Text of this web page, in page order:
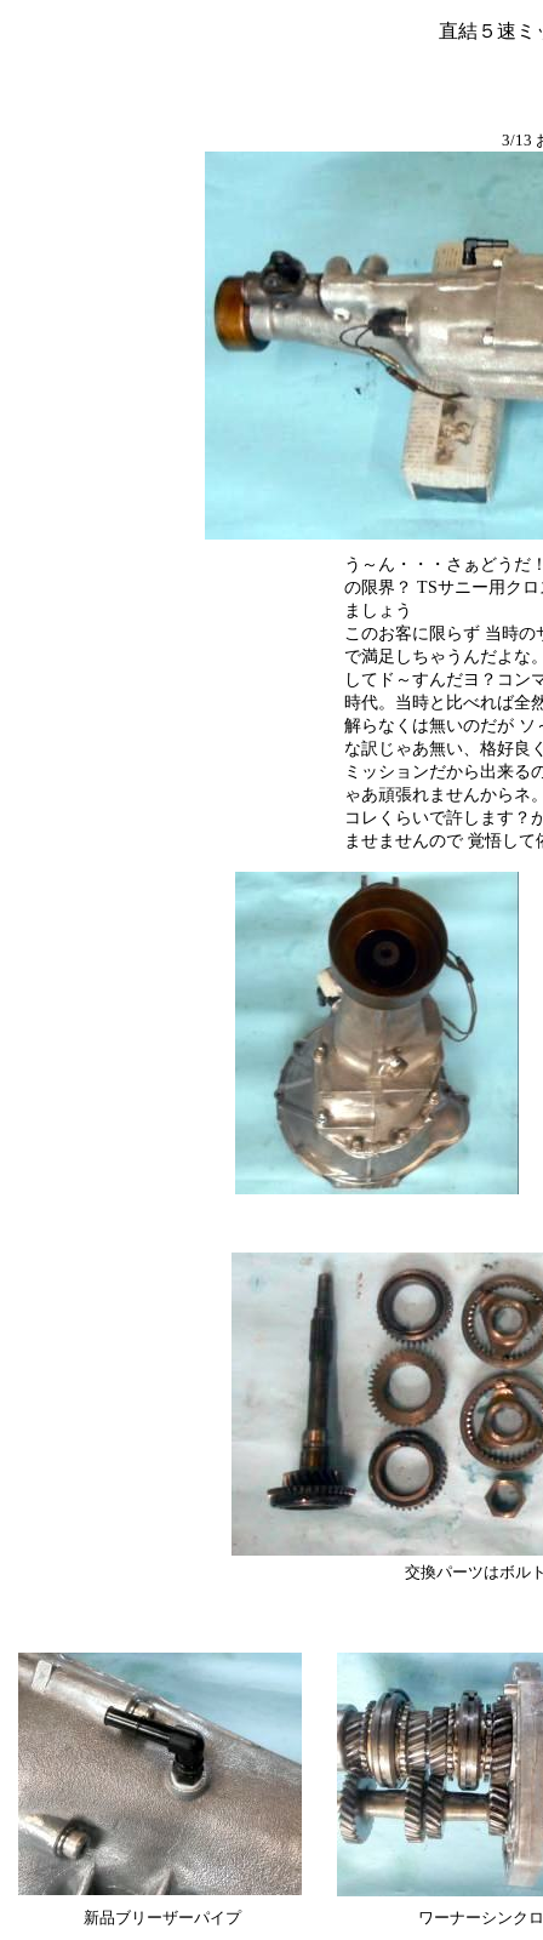
直結５速ミ
3/13
う～ん・・・さぁどうだ
の限界？ TSサニー用ク
ましょう
このお客に限らず 当時
で満足しちゃうんだよな
してド～すんだヨ？コン
時代。当時と比べれば全
解らなくは無いのだが
な訳じゃあ無い、格好良
ミッションだから出来る
ゃあ頑張れませんからネ
コレくらいで許します？
ませませんので 覚悟して
交換パーツはボル
新品ブリーザーパイプ ワーナーシンクロ